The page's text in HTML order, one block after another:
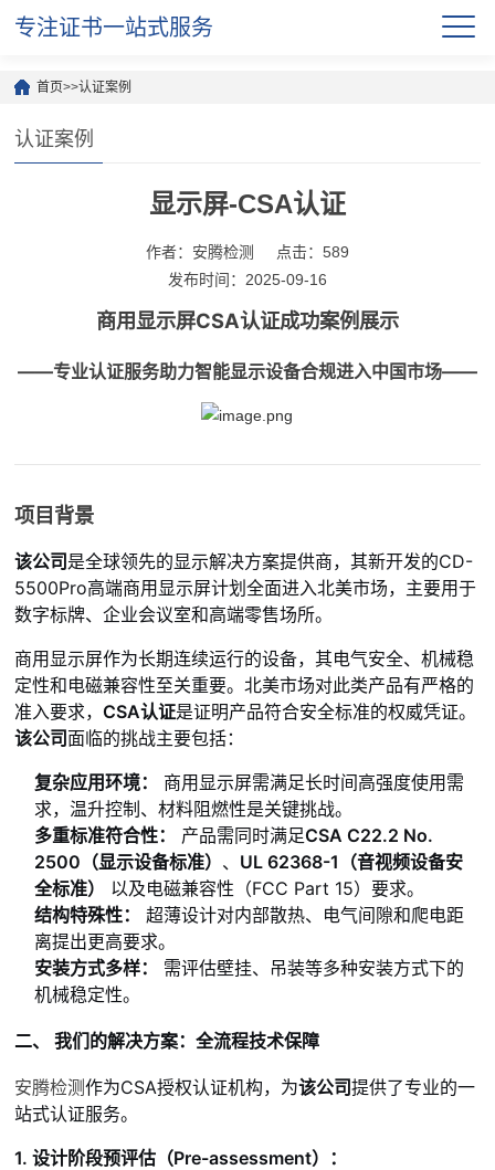
专注证书一站式服务
首页>>认证案例
认证案例
显示屏-CSA认证
作者：安腾检测
点击：589
发布时间：2025-09-16
商用显示屏CSA认证成功案例展示
——专业认证服务助力智能显示设备合规进入中国市场——
项目背景
该公司是全球领先的显示解决方案提供商，其新开发的CD-
5500Pro高端商用显示屏计划全面进入北美市场，主要用于
数字标牌、企业会议室和高端零售场所。
商用显示屏作为长期连续运行的设备，其电气安全、机械稳
定性和电磁兼容性至关重要。北美市场对此类产品有严格的
准入要求，CSA认证是证明产品符合安全标准的权威凭证。
该公司面临的挑战主要包括：
复杂应用环境：
商用显示屏需满足长时间高强度使用需
求，温升控制、材料阻燃性是关键挑战。
多重标准符合性：
产品需同时满足CSA C22.2 No.
2500（显示设备标准） 、 UL 62368-1（音视频设备安
全标准）
以及电磁兼容性（FCC Part 15）要求。
结构特殊性：
超薄设计对内部散热、电气间隙和爬电距
离提出更高要求。
安装方式多样：
需评估壁挂、吊装等多种安装方式下的
机械稳定性。
二、 我们的解决方案：全流程技术保障
安腾检测作为CSA授权认证机构，为该公司提供了专业的一
站式认证服务。
1. 设计阶段预评估（Pre-assessment）：